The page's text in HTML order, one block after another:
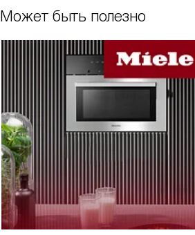
Может быть полезно